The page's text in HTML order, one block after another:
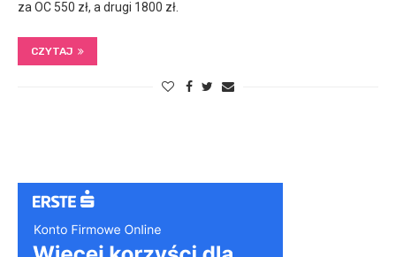
za OC 550 zł, a drugi 1800 zł.
CZYTAJ